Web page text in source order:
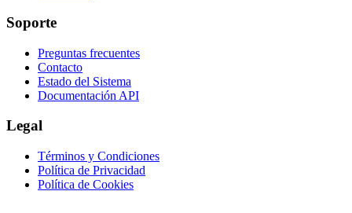
Soporte
Preguntas frecuentes
Contacto
Estado del Sistema
Documentación API
Legal
Términos y Condiciones
Política de Privacidad
Política de Cookies